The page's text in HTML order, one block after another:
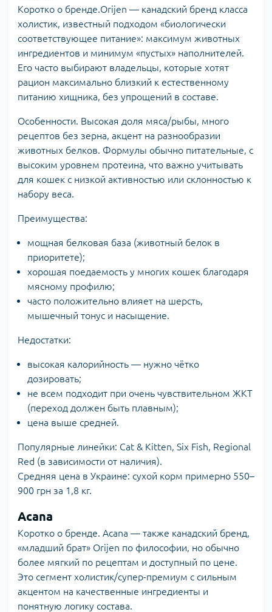
Коротко о бренде.Orijen — канадский бренд класса
холистик, известный подходом «биологически
соответствующее питание»: максимум животных
ингредиентов и минимум «пустых» наполнителей.
Его часто выбирают владельцы, которые хотят
рацион максимально близкий к естественному
питанию хищника, без упрощений в составе.
Особенности. Высокая доля мяса/рыбы, много
рецептов без зерна, акцент на разнообразии
животных белков. Формулы обычно питательные, с
высоким уровнем протеина, что важно учитывать
для кошек с низкой активностью или склонностью к
набору веса.
Преимущества:
мощная белковая база (животный белок в
приоритете);
хорошая поедаемость у многих кошек благодаря
мясному профилю;
часто положительно влияет на шерсть,
мышечный тонус и насыщение.
Недостатки:
высокая калорийность — нужно чётко
дозировать;
не всем подходит при очень чувствительном ЖКТ
(переход должен быть плавным);
цена выше средней.
Популярные линейки: Cat & Kitten, Six Fish, Regional
Red (в зависимости от наличия).
Средняя цена в Украине: сухой корм примерно 550–
900 грн за 1,8 кг.
Acana
Коротко о бренде. Acana — также канадский бренд,
«младший брат» Orijen по философии, но обычно
более мягкий по рецептам и доступный по цене.
Это сегмент холистик/супер-премиум с сильным
акцентом на качественные ингредиенты и
понятную логику состава.